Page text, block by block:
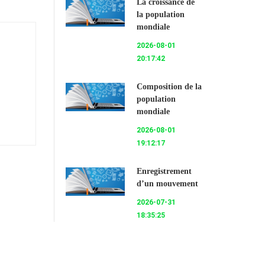
La croissance de
la population
mondiale
2026-08-01
20:17:42
Composition de la
population
mondiale
2026-08-01
19:12:17
Enregistrement
d’un mouvement
2026-07-31
18:35:25